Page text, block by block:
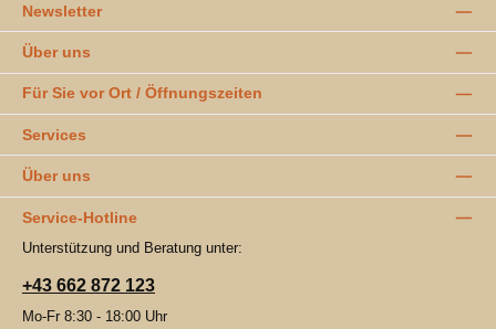
Newsletter
Über uns
Für Sie vor Ort / Öffnungszeiten
Services
Über uns
Service-Hotline
Unterstützung und Beratung unter:
+43 662 872 123
Mo-Fr 8:30 - 18:00 Uhr